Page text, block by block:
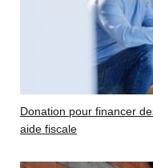
Donation pour financer
aide fiscale